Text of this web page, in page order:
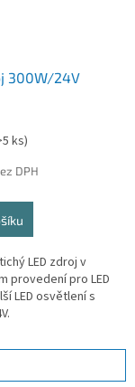
300W/24V
ks)
DPH
LED zdroj v
provedení pro LED
LED osvětlení s